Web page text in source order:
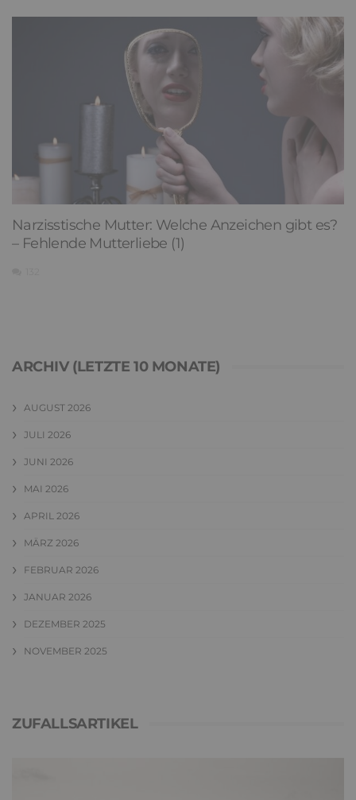
Narzisstische Mutter: Welche Anzeichen gibt es?
– Fehlende Mutterliebe (1)
ARCHIV (LETZTE 10 MONATE)
AUGUST 2026
JULI 2026
JUNI 2026
MAI 2026
APRIL 2026
MÄRZ 2026
FEBRUAR 2026
JANUAR 2026
DEZEMBER 2025
NOVEMBER 2025
ZUFALLSARTIKEL